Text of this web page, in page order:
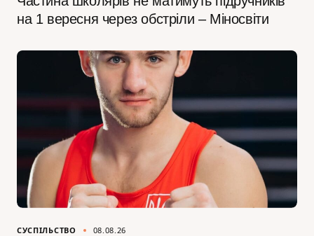
на 1 вересня через обстріли – Міносвіти
СУСПІЛЬСТВО 08.08.26